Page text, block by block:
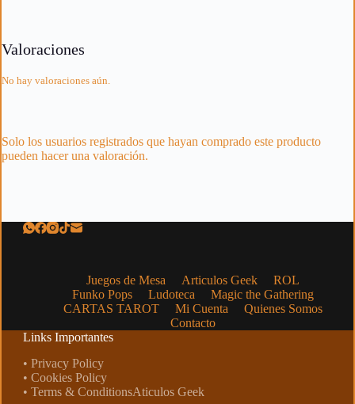
Valoraciones
No hay valoraciones aún.
Solo los usuarios registrados que hayan comprado este producto
pueden hacer una valoración.
Juegos de Mesa Articulos Geek
ROL
Funko Pops
Ludoteca
Magic the Gathering
CARTAS TAROT
Mi Cuenta
Quienes Somos
Contacto
Links Importantes
• Privacy Policy
• Cookies Policy
• Terms & ConditionsAticulos Geek